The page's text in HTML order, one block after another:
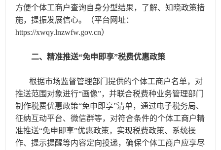
方便个体工商户查询自身分型结果，了解、知晓政策措
施，提振发展信心。（平台网址：
https://xwqy.lnzwfw.gov.cn）
二、精准推送“免申即享”税费优惠政策
根据市场监督管理部门提供的个体工商户名单，对
推送范围对象进行“画像”，并联合税费种业务管理部门
制作税费优惠政策“免申即享”清单，通过电子税务局、
征纳互动平台、微信群等，对符合条件的个体工商户精
准推送“免申即享”优惠政策，实现税费政策、系统操
作、提示提醒等内容定向投递，确保个体工商户应享尽